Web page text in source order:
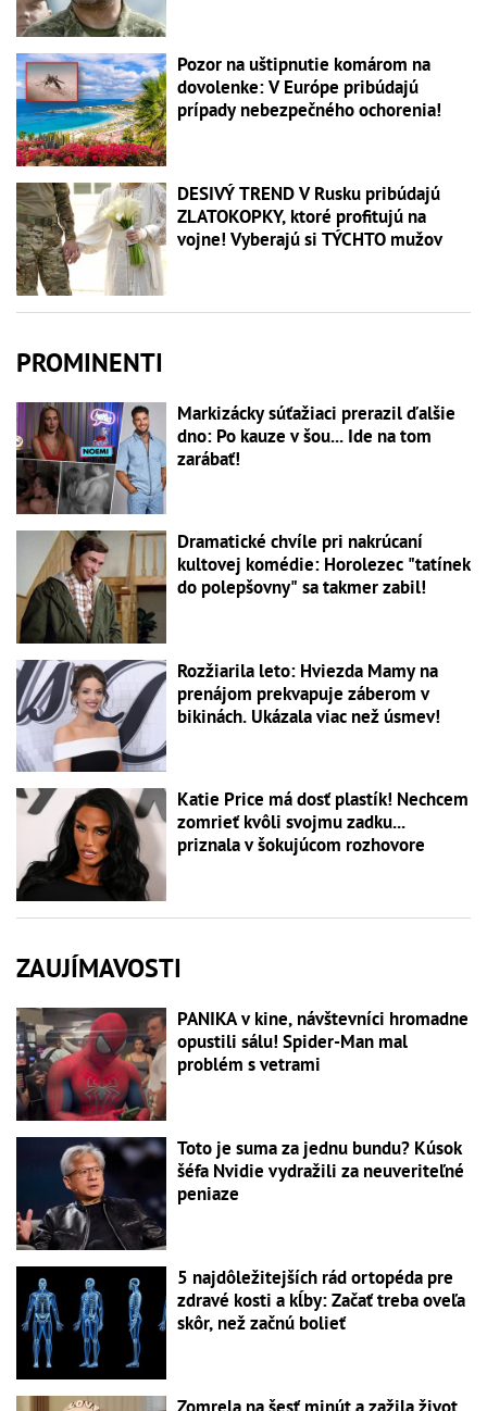
Pozor na uštipnutie komárom na
dovolenke: V Európe pribúdajú
prípady nebezpečného ochorenia!
DESIVÝ TREND V Rusku pribúdajú
ZLATOKOPKY, ktoré profitujú na
vojne! Vyberajú si TÝCHTO mužov
PROMINENTI
Markizácky súťažiaci prerazil ďalšie
dno: Po kauze v šou... Ide na tom
zarábať!
Dramatické chvíle pri nakrúcaní
kultovej komédie: Horolezec "tatínek
do polepšovny" sa takmer zabil!
Rozžiarila leto: Hviezda Mamy na
prenájom prekvapuje záberom v
bikinách. Ukázala viac než úsmev!
Katie Price má dosť plastík! Nechcem
zomrieť kvôli svojmu zadku...
priznala v šokujúcom rozhovore
ZAUJÍMAVOSTI
PANIKA v kine, návštevníci hromadne
opustili sálu! Spider-Man mal
problém s vetrami
Toto je suma za jednu bundu? Kúsok
šéfa Nvidie vydražili za neuveriteľné
peniaze
5 najdôležitejších rád ortopéda pre
zdravé kosti a kĺby: Začať treba oveľa
skôr, než začnú bolieť